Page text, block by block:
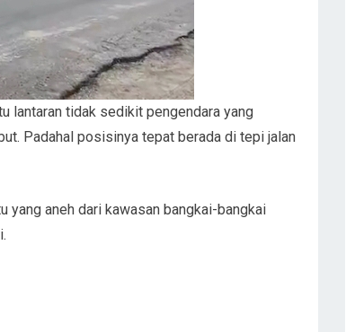
lantaran tidak sedikit pengendara yang
Padahal posisinya tepat berada di tepi jalan
yang aneh dari kawasan bangkai-bangkai